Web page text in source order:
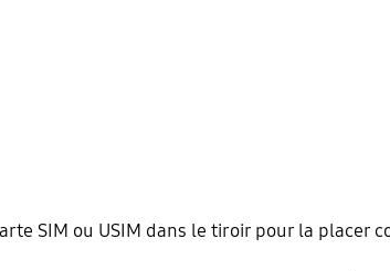
SIM ou USIM dans le tiroir pour la placer